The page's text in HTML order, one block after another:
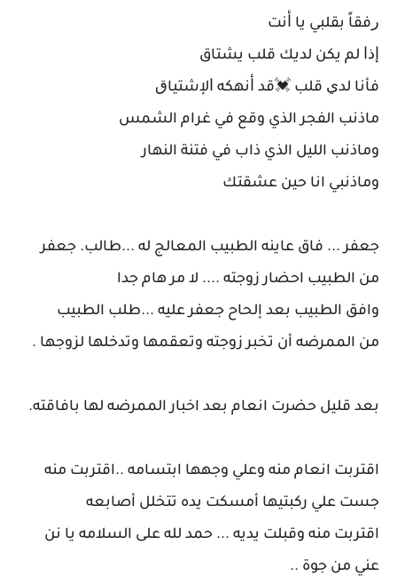
ﺭﻓﻘﺎً ﺑﻘﻠﺒﻲ ﻳﺎ ﺃنت
ﺇﺫﺍ ﻟﻢ ﻳﻜﻦ ﻟﺪﻳﻚ ﻗﻠﺐ يشتاق
ﻓﺄﻧﺎ ﻟﺪﻱ ﻗﻠﺐ 💓ﻗﺪ ﺃﻧﻬﻜﻪ ﺍﻹﺷﺘﻴﺎﻕ
ماذنب الفجر الذي وقع في غرام الشمس
وماذنب الليل الذي ذاب في فتنة النهار
وماذنبي انا حين عشقتك
جعفر ... فاق عاينه الطبيب المعالج له ...طالب. جعفر
من الطبيب احضار زوجته .... لا مر هام جدا
وافق الطبيب بعد إلحاح جعفر عليه ...طلب الطبيب
من الممرضه أن تخبر زوجته وتعقمها وتدخلها لزوجها .
بعد قليل حضرت انعام بعد اخبار الممرضه لها بافاقته.
اقتربت انعام منه وعلي وجهها ابتسامه ..اقتربت منه
جست علي ركبتيها أمسكت يده تتخلل أصابعه
اقتربت منه وقبلت يديه ... حمد لله على السلامه يا نن
عني من جوة ..